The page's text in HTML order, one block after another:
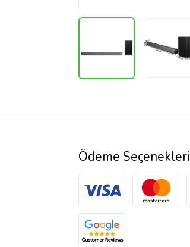
Ödeme Seçenekleri